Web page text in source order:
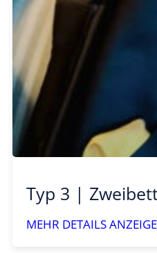
Typ 3 |
MEHR DETAILS